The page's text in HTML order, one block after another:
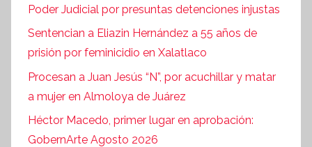
Poder Judicial por presuntas detenciones injustas
Sentencian a Eliazin Hernández a 55 años de
prisión por feminicidio en Xalatlaco
Procesan a Juan Jesús “N”, por acuchillar y matar
a mujer en Almoloya de Juárez
Héctor Macedo, primer lugar en aprobación:
GobernArte Agosto 2026